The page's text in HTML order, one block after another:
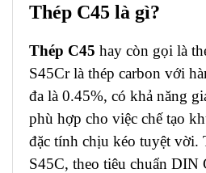
Thép C45 là gì?
Thép C45 hay còn gọi là
S45Cr là thép carbon với
đa là 0.45%, có khả năng
phù hợp cho việc chế tạo
đặc tính chịu kéo tuyệt vời.
S45C, theo tiêu chuẩn DIN